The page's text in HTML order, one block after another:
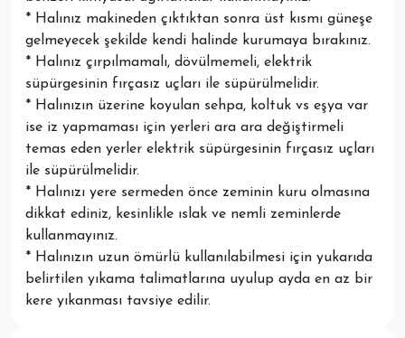
* Halınız makineden çıktıktan sonra üst kısmı güneşe
gelmeyecek şekilde kendi halinde kurumaya bırakınız.
* Halınız çırpılmamalı, dövülmemeli, elektrik
süpürgesinin fırçasız uçları ile süpürülmelidir.
* Halınızın üzerine koyulan sehpa, koltuk vs eşya var
ise iz yapmaması için yerleri ara ara değiştirmeli
temas eden yerler elektrik süpürgesinin fırçasız uçları
ile süpürülmelidir.
* Halınızı yere sermeden önce zeminin kuru olmasına
dikkat ediniz, kesinlikle ıslak ve nemli zeminlerde
kullanmayınız.
* Halınızın uzun ömürlü kullanılabilmesi için yukarıda
belirtilen yıkama talimatlarına uyulup ayda en az bir
kere yıkanması tavsiye edilir.